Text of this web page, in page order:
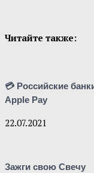
Читайте также:
💳 Российские
Apple Pay
22.07.2021
Зажги свою Свечу